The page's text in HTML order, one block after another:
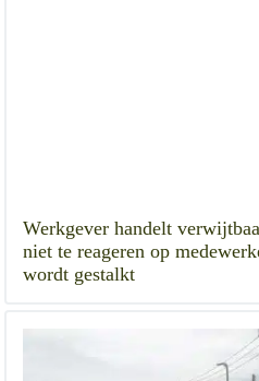
Werkgever handelt
niet te reageren op
wordt gestalkt